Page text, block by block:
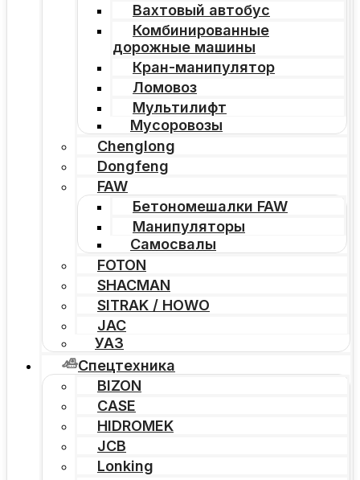
Вахтовый автобус
Комбинированные
дорожные машины
Кран-манипулятор
Ломовоз
Мультилифт
Мусоровозы
Chenglong
Dongfeng
FAW
Бетономешалки FAW
Манипуляторы
Самосвалы
FOTON
SHACMAN
SITRAK / HOWO
JAC
УАЗ
Спецтехника
BIZON
CASE
HIDROMEK
JCB
Lonking